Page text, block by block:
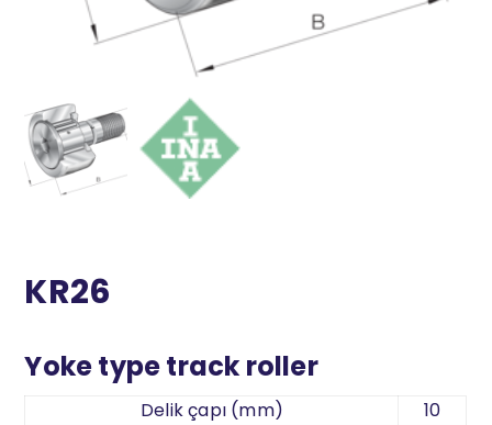
KR26
Yoke type track roller
Delik çapı (mm)
10